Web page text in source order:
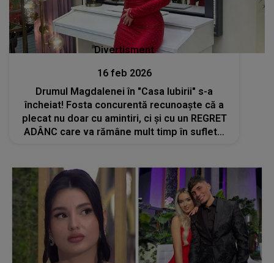
Divertisment
16 feb 2026
Drumul Magdalenei în "Casa Iubirii" s-a
încheiat! Fosta concurentă recunoaște că a
plecat nu doar cu amintiri, ci și cu un REGRET
ADÂNC care va rămâne mult timp în sufletul